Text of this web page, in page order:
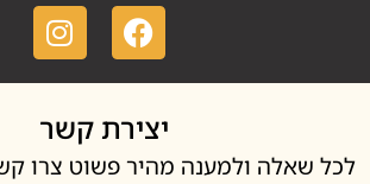
יצירת קשר
ולמענה מהיר פשוט צרו קשר